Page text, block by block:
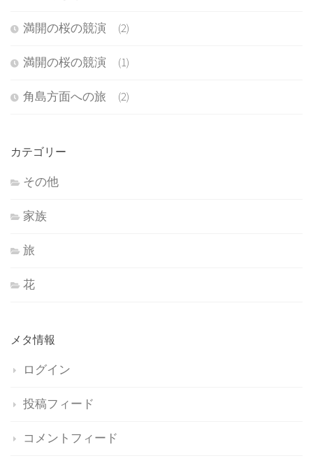
満開の桜の競演 (2)
満開の桜の競演 (1)
角島方面への旅 (2)
カテゴリー
その他
家族
旅
花
メタ情報
ログイン
投稿フィード
コメントフィード